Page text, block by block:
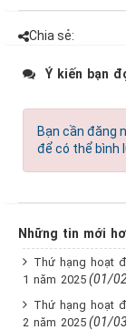
Chia sẻ:
Ý kiến bạn
Bạn cần đăng
để có thể bình
Những tin mới
Thứ hạng hoạt
1 năm 2025 (01/
Thứ hạng hoạt
2 năm 2025 (01/